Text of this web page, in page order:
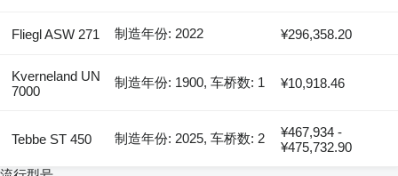
Fliegl ASW 271 制造年份: 2022 ¥296,358.20
Kverneland UN
7000
制造年份: 1900, 车桥数: 1 ¥10,918.46
Tebbe ST 450 制造年份: 2025, 车桥数: 2
¥467,934 -
¥475,732.90